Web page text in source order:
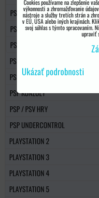
PSP 3000
PSP GO
PS VITA
PS VITA
PSP PAMÄŤOVÉ KARTY
PSP KONZOLY
PSP / PSV HRY
PSP UNDERCONTROL
PLAYSTATION 2
PLAYSTATION 3
PLAYSTATION 4
PLAYSTATION 5
Cookies používame na zlepšenie
výkonnosti a zhromažďovanie
nástroje a služby tretích strán a
v EÚ, USA alebo iných krajinách.
svoj súhlas s týmto spracovaním.
upraviť
Ukázať podrobnosti